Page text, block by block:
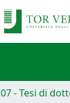
07 - Tesi di